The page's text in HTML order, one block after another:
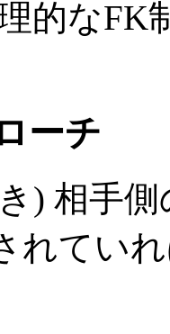
的なFK
ーチ
) 相手
れてい